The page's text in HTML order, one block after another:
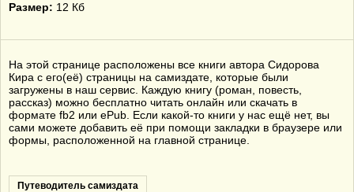
Размер: 12 Кб
На этой странице расположены все книги автора Сидорова
Кира с его(её) страницы на самиздате, которые были
загружены в наш сервис. Каждую книгу (роман, повесть,
рассказ) можно бесплатно читать онлайн или скачать в
формате fb2 или ePub. Если какой-то книги у нас ещё нет, вы
сами можете добавить её при помощи закладки в браузере или
формы, расположенной на главной странице.
Путеводитель самиздата